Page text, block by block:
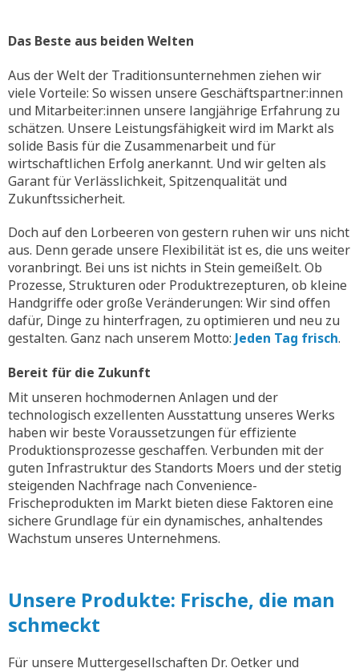
Das Beste aus beiden Welten
Aus der Welt der Traditionsunternehmen ziehen wir
viele Vorteile: So wissen unsere Geschäftspartner:innen
und Mitarbeiter:innen unsere langjährige Erfahrung zu
schätzen. Unsere Leistungsfähigkeit wird im Markt als
solide Basis für die Zusammenarbeit und für
wirtschaftlichen Erfolg anerkannt. Und wir gelten als
Garant für Verlässlichkeit, Spitzenqualität und
Zukunftssicherheit.
Doch auf den Lorbeeren von gestern ruhen wir uns nicht
aus. Denn gerade unsere Flexibilität ist es, die uns weiter
voranbringt. Bei uns ist nichts in Stein gemeißelt. Ob
Prozesse, Strukturen oder Produktrezepturen, ob kleine
Handgriffe oder große Veränderungen: Wir sind offen
dafür, Dinge zu hinterfragen, zu optimieren und neu zu
gestalten. Ganz nach unserem Motto: Jeden Tag frisch.
Bereit für die Zukunft
Mit unseren hochmodernen Anlagen und der
technologisch exzellenten Ausstattung unseres Werks
haben wir beste Voraussetzungen für effiziente
Produktionsprozesse geschaffen. Verbunden mit der
guten Infrastruktur des Standorts Moers und der stetig
steigenden Nachfrage nach Convenience-
Frischeprodukten im Markt bieten diese Faktoren eine
sichere Grundlage für ein dynamisches, anhaltendes
Wachstum unseres Unternehmens.
Unsere Produkte: Frische, die man
schmeckt
Für unsere Muttergesellschaften Dr. Oetker und